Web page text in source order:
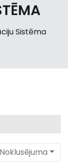
Sistēma
Noklusējuma